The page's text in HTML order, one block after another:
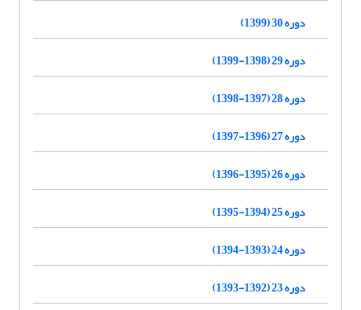
دوره 30 (1399)
دوره 29 (1398-1399)
دوره 28 (1397-1398)
دوره 27 (1396-1397)
دوره 26 (1395-1396)
دوره 25 (1394-1395)
دوره 24 (1393-1394)
دوره 23 (1392-1393)